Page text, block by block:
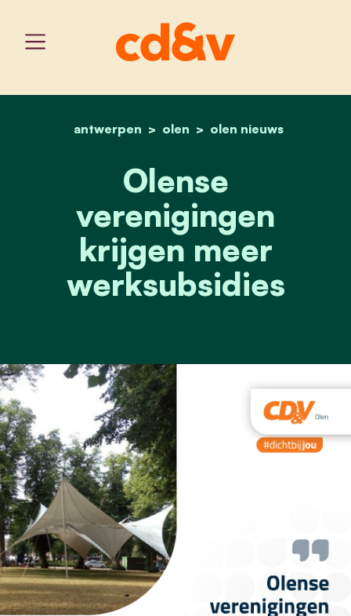
home
antwerpen olen olen nieuws
olense verenigingen
Olense
verenigingen
krijgen meer
werksubsidies